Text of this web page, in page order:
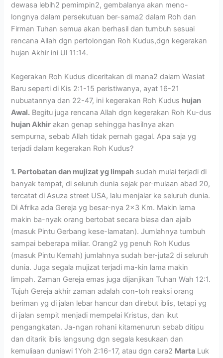
dewasa lebih2 pemimpin2, gembalanya akan meno-
longnya dalam persekutuan ber-sama2 dalam Roh dan
Firman Tuhan semua akan berhasil dan tumbuh sesuai
rencana Allah dgn pertolongan Roh Kudus,dgn kegerakan
hujan Akhir ini Ul 11:14.
Kegerakan Roh Kudus diceritakan di mana2 dalam Wasiat
Baru seperti di Kis 2:1-15 peristiwanya, ayat 16-21
nubuatannya dan 22-47, ini kegerakan Roh Kudus hujan
Awal. Begitu juga rencana Allah dgn kegerakan Roh Ku-dus
hujan Akhir akan genap sehingga hasilnya akan
sempurna, sebab Allah tidak pernah gagal. Apa saja yg
terjadi dalam kegerakan Roh Kudus?
1. Pertobatan dan mujizat yg limpah sudah mulai terjadi di
banyak tempat, di seluruh dunia sejak per-mulaan abad 20,
tercatat di Asuza street USA, lalu menjalar ke seluruh dunia.
Di Afrika ada Gereja yg besar-nya 2×3 Km. Makin lama
makin ba-nyak orang bertobat secara biasa dan ajaib
(masuk Pintu Gerbang kese-lamatan). Jumlahnya tumbuh
sampai beberapa miliar. Orang2 yg penuh Roh Kudus
(masuk Pintu Kemah) jumlahnya sudah ber-juta2 di seluruh
dunia. Juga segala mujizat terjadi ma-kin lama makin
limpah. Zaman Gereja emas juga dijanjikan Tuhan Wah 12:1.
Tujuh Gereja akhir zaman adalah con-toh reaksi orang
beriman yg di jalan lebar hancur dan direbut iblis, tetapi yg
di jalan sempit menjadi mempelai Kristus, dan ikut
pengangkatan. Ja-ngan rohani kitamenurun sebab ditipu
dan ditarik iblis langsung dgn segala kesukaan dan
kemuliaan duniawi 1Yoh 2:16-17, atau dgn cara2 Marta Luk